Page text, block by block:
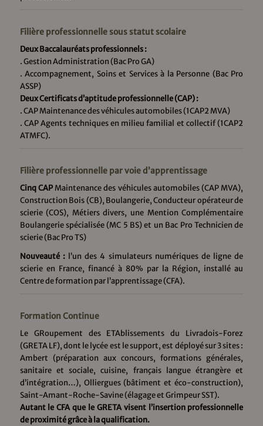
Filière professionnelle sous statut scolaire
Deux Baccalauréats professionnels :
. Gestion Administration (Bac Pro GA)
. Accompagnement, Soins et Services à la Personne (Bac Pro
ASSP)
Deux Certificats d’aptitude professionnelle (CAP) :
. CAP Maintenance des véhicules automobiles (1CAP2 MVA)
. CAP Agents techniques en milieu familial et collectif (1CAP2
ATMFC).
Filière professionnelle par voie d’apprentissage
Cinq CAPMaintenance des véhicules automobiles (CAP MVA),
Construction Bois (CB), Boulangerie, Conducteur opérateur de
scierie (COS), Métiers divers, une Mention Complémentaire
Boulangerie spécialisée (MC 5 BS) et un Bac Pro Technicien de
scierie (Bac Pro TS)
Nouveauté :l’un des 4 simulateurs numériques de ligne de
scierie en France, financé à 80% par la Région, installé au
Centre de formation par l’apprentissage (CFA).
Formation Continue
Le GRoupement des ETAblissements du Livradois-Forez
(GRETA LF), dont le lycée est le support, est déployé sur 3 sites :
Ambert (préparation aux concours, formations générales,
sanitaire et sociale, cuisine, français langue étrangère et
d’intégration…), Olliergues (bâtiment et éco-construction),
Saint-Amant-Roche-Savine (élagage et Grimpeur SST).
Autant le CFA que le GRETA visent l’insertion professionnelle
de proximité grâce à la qualification.